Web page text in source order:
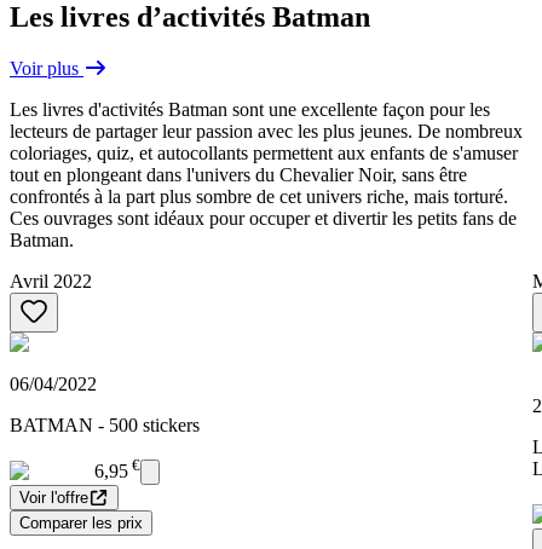
Les livres d’activités Batman
Voir plus
Les livres d'activités Batman sont une excellente façon pour les
lecteurs de partager leur passion avec les plus jeunes. De nombreux
coloriages, quiz, et autocollants permettent aux enfants de s'amuser
tout en plongeant dans l'univers du Chevalier Noir, sans être
confrontés à la part plus sombre de cet univers riche, mais torturé.
Ces ouvrages sont idéaux pour occuper et divertir les petits fans de
Batman.
Avril 2022
06/04/2022
BATMAN - 500 stickers
6,95 €
Voir l'offre
Comparer les prix